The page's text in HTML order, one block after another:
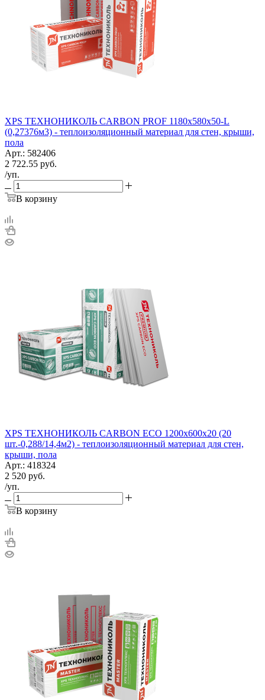
XPS ТЕХНОНИКОЛЬ CARBON PROF 1180х580х50-L
(0,27376м3) - теплоизоляционный материал для стен, крыши,
пола
Арт.: 582406
2 722.55 руб.
/уп.
В корзину
XPS ТЕХНОНИКОЛЬ CARBON ECO 1200х600х20 (20
шт.-0,288/14,4м2) - теплоизоляционный материал для стен,
крыши, пола
Арт.: 418324
2 520 руб.
/уп.
В корзину